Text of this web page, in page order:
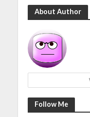
About Author
Follow Me